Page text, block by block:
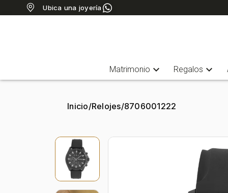
Ubica una joyería
Matrimonio expand_more Regalos expand_more
Inicio/Relojes/8706001222